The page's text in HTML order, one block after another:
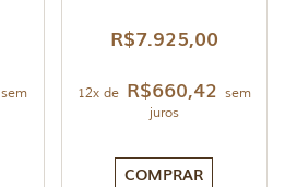
sem
R$7.925,00
12x de R$660,42 sem
juros
COMPRAR